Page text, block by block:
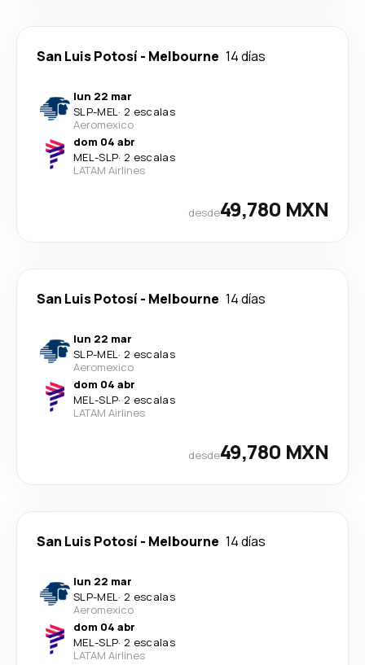
San Luis Potosí- Melbourne 14 días
lun 22 mar
SLP-MEL· 2 escalas
Aeromexico
dom 04 abr
MEL-SLP· 2 escalas
LATAM Airlines
desde49,780 MXN
San Luis Potosí- Melbourne 14 días
lun 22 mar
SLP-MEL· 2 escalas
Aeromexico
dom 04 abr
MEL-SLP· 2 escalas
LATAM Airlines
desde49,780 MXN
San Luis Potosí- Melbourne 14 días
lun 22 mar
SLP-MEL· 2 escalas
Aeromexico
dom 04 abr
MEL-SLP· 2 escalas
LATAM Airlines